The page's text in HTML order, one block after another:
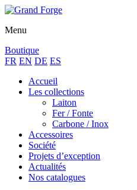
Menu
Boutique
FR EN DE ES
Accueil
Les collections
Laiton
Fer / Fonte
Carbone / Inox
Accessoires
Société
Projets d’exception
Actualités
Nos catalogues